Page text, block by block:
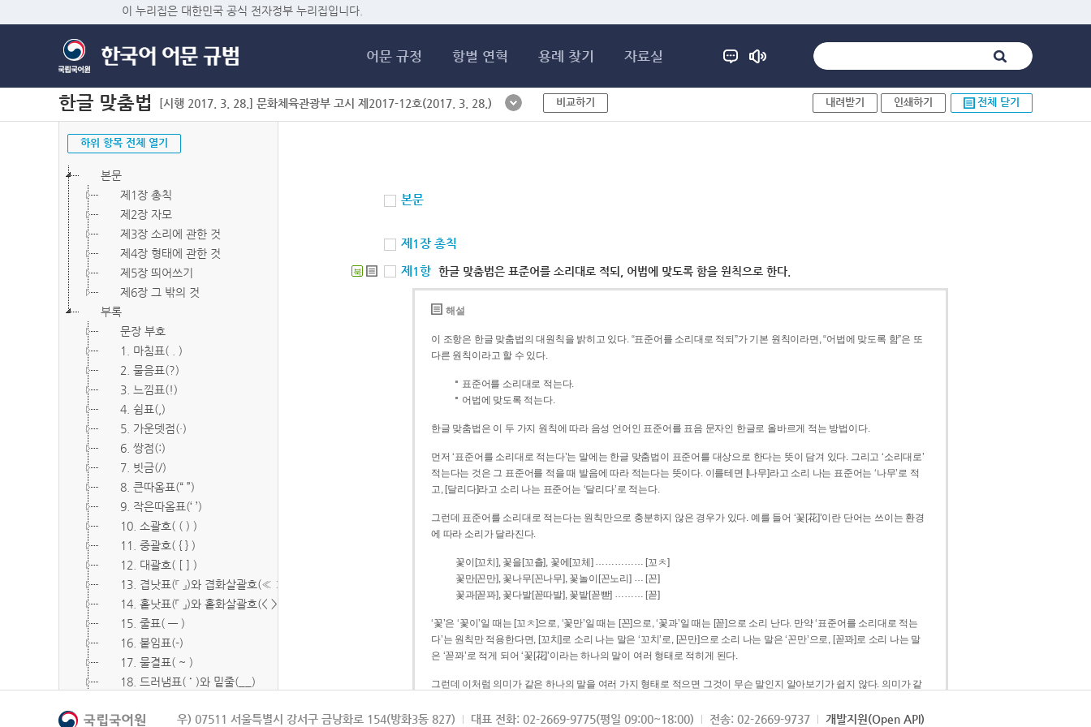
이 누리집은 대한민국 공식 전자정부 누리집입니다.
어문 규정 항별 연혁 용례 찾기 자료실
한글 맞춤법 [시행 2017. 3. 28.] 문화체육관광부 고시 제2017-12호(2017. 3. 28.) 비교하기 내려받기 인쇄하기 전체 닫기
하위 항목 전체 열기
본문
제1장 총칙
제2장 자모
제3장 소리에 관한 것
제4장 형태에 관한 것
제5장 띄어쓰기
제6장 그 밖의 것
부록
문장 부호
1. 마침표( . )
2. 물음표(?)
3. 느낌표(!)
4. 쉼표(,)
5. 가운뎃점(·)
6. 쌍점(:)
7. 빗금(/)
8. 큰따옴표(“ ”)
9. 작은따옴표(‘ ’)
10. 소괄호( ( ) )
11. 중괄호( { } )
12. 대괄호( [ ] )
13. 겹낫표(『 』)와 겹화살괄호(≪ ≫)
14. 홑낫표(「 」)와 홑화살괄호(< >)
15. 줄표( ― )
16. 붙임표(-)
17. 물결표( ~ )
18. 드러냄표( ˙ )와 밑줄(__)
20. 빠짐표( □ )
본문
제1장 총칙
북 제1항 한글 맞춤법은 표준어를 소리대로 적되, 어법에 맞도록 함을 원칙으로 한다.
해설
이 조항은 한글 맞춤법의 대원칙을 밝히고 있다. “표준어를 소리대로 적되”가 기본 원칙이라면, “어법에 맞도록 함”은 또
다른 원칙이라고 할 수 있다.
표준어를 소리대로 적는다.
어법에 맞도록 적는다.
한글 맞춤법은 이 두 가지 원칙에 따라 음성 언어인 표준어를 표음 문자인 한글로 올바르게 적는 방법이다.
먼저 ‘표준어를 소리대로 적는다’는 말에는 한글 맞춤법이 표준어를 대상으로 한다는 뜻이 담겨 있다. 그리고 ‘소리대로’
적는다는 것은 그 표준어를 적을 때 발음에 따라 적는다는 뜻이다. 이를테면 [나무]라고 소리 나는 표준어는 ‘나무’로 적
고, [달리다]라고 소리 나는 표준어는 ‘달리다’로 적는다.
그런데 표준어를 소리대로 적는다는 원칙만으로 충분하지 않은 경우가 있다. 예를 들어 ‘꽃[花]’이란 단어는 쓰이는 환경
에 따라 소리가 달라진다.
꽃이[꼬치], 꽃을[꼬츨], 꽃에[꼬체] …………… [꼬ㅊ]
꽃만[꼰만], 꽃나무[꼰나무], 꽃놀이[꼰노리] … [꼰]
꽃과[꼳꽈], 꽃다발[꼳따발], 꽃밭[꼳빧] ……… [꼳]
‘꽃’은 ‘꽃이’일 때는 [꼬ㅊ]으로, ‘꽃만’일 때는 [꼰]으로, ‘꽃과’일 때는 [꼳]으로 소리 난다. 만약 ‘표준어를 소리대로 적는
다’는 원칙만 적용한다면, [꼬치]로 소리 나는 말은 ‘꼬치’로, [꼰만]으로 소리 나는 말은 ‘꼰만’으로, [꼳꽈]로 소리 나는 말
은 ‘꼳꽈’로 적게 되어 ‘꽃[花]’이라는 하나의 말이 여러 형태로 적히게 된다.
그런데 이처럼 의미가 같은 하나의 말을 여러 가지 형태로 적으면 그것이 무슨 말인지 알아보기가 쉽지 않다. 의미가 같
되게 적는 것이 의미를 파악하는 데 효과적이다.
우) 07511 서울특별시 강서구 금낭화로 154(방화3동 827) 대표 전화: 02-2669-9775(평일 09:00~18:00) 전송: 02-2669-9737 개발지원(Open API)